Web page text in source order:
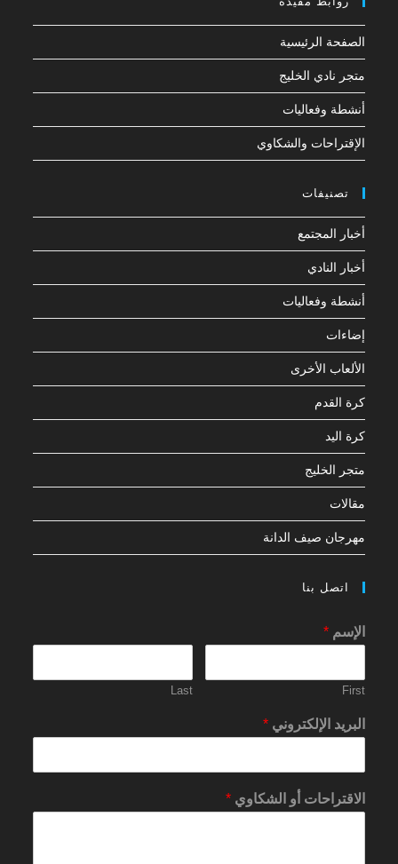
الصفحة الرئيسية
متجر نادي الخليج
أنشطة وفعاليات
الإقتراحات والشكاوي
تصنيفات
أخبار المجتمع
أخبار النادي
أنشطة وفعاليات
إضاءات
الألعاب الأخرى
كرة القدم
كرة اليد
متجر الخليج
مقالات
مهرجان صيف الدانة
اتصل بنا
الإسم*
First
Last
البريد الإلكتروني*
الاقتراحات أو الشكاوي*